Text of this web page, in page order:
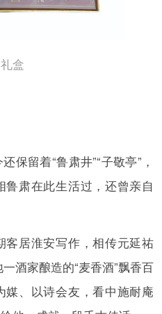
盒
保留着“鲁肃井”“子敬亭”，
肃在此生活过，还曾亲自
客居淮安写作，相传元延祐
酒家酿造的“麦香酒”飘香百
媒、以诗会友，看中施耐庵